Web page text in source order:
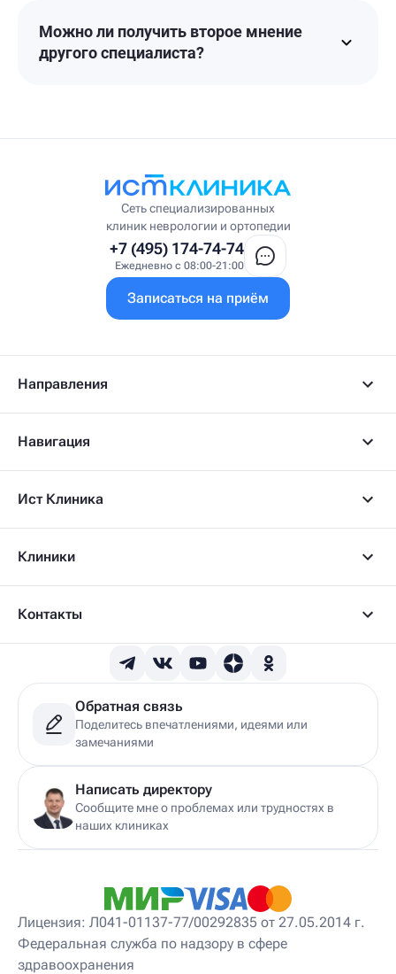
Можно ли получить второе мнение
другого специалиста?
Сеть специализированных
клиник неврологии и ортопедии
+7 (495) 174-74-74
Ежедневно с 08:00-21:00
Записаться на приём
Направления
Навигация
Ист Клиника
Клиники
Контакты
Обратная связь
Поделитесь впечатлениями, идеями или
замечаниями
Написать директору
Сообщите мне о проблемах или трудностях в
наших клиниках
Лицензия: Л041-01137-77/00292835 от 27.05.2014 г.
Федеральная служба по надзору в сфере
здравоохранения